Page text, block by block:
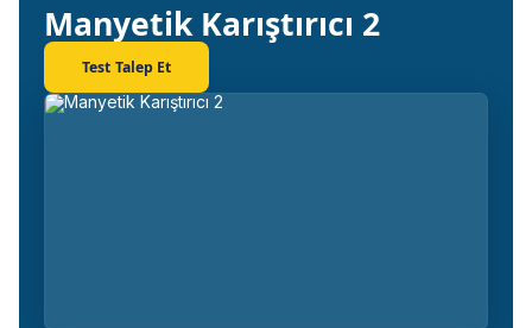
Manyetik Karıştırıcı 2
Test Talep Et